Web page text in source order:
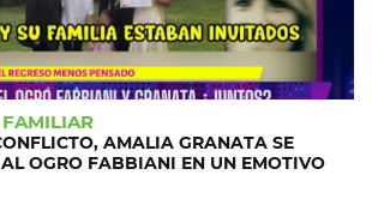
FAMILIAR
AMALIA GRANATA SE
OGRO FABBIANI EN UN EMOTIVO